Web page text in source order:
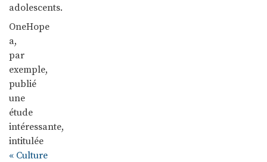
adolescents.
OneHope
a,
par
exemple,
publié
une
étude
intéressante,
intitulée
« Culture